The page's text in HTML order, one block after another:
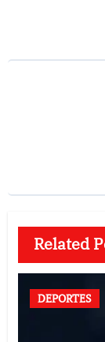
Related
DEPORTES